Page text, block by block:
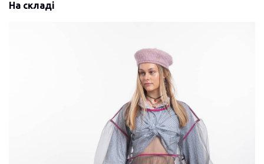
На складі